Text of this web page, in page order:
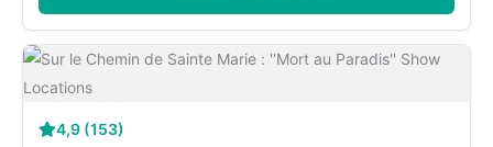
4,9 (153)